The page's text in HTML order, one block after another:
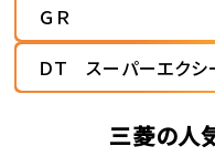
ＧＲ
ＤＴ スーパーエクシ
三菱の人